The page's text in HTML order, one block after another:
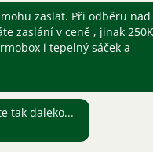
zaslat. Při odběru nad
zaslání v ceně , jinak
i tepelný sáček a
tak daleko...